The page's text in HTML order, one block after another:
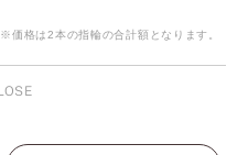
※価格は2本の指輪の合計額となります。